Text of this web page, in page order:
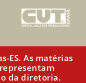
ES. As matérias
da diretoria.